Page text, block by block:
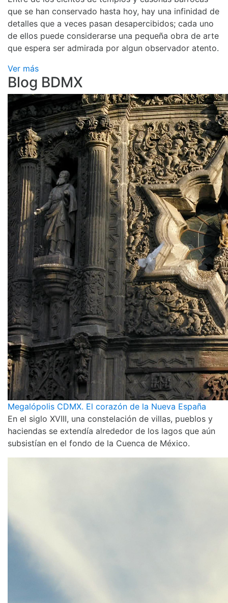
que se han conservado hasta hoy, hay una infinidad de
detalles que a veces pasan desapercibidos; cada uno
de ellos puede considerarse una pequeña obra de arte
que espera ser admirada por algun observador atento.
Ver más
Blog BDMX
Megalópolis CDMX. El corazón de la Nueva España
En el siglo XVIII, una constelación de villas, pueblos y
haciendas se extendía alrededor de los lagos que aún
subsistían en el fondo de la Cuenca de México.